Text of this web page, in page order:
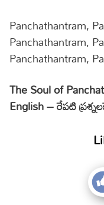
Panchathantram,
Panchathantram,
Panchathantram,
The Soul of
English – రేపటి